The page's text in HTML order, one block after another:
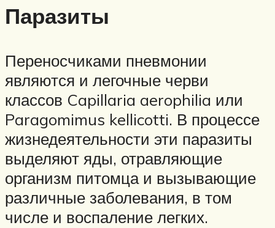
Паразиты
Переносчиками пневмонии
являются и легочные черви
классов Capillaria aerophilia или
Paragomimus kellicotti. В процессе
жизнедеятельности эти паразиты
выделяют яды, отравляющие
организм питомца и вызывающие
различные заболевания, в том
числе и воспаление легких.